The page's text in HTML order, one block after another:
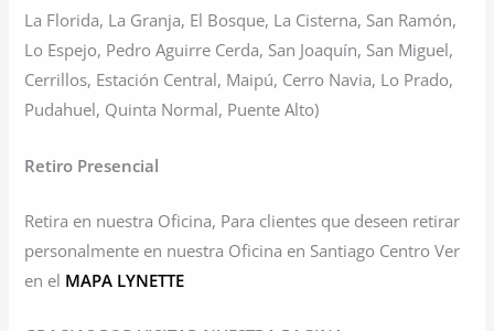
La Florida, La Granja, El Bosque, La Cisterna, San Ramón,
Lo Espejo, Pedro Aguirre Cerda, San Joaquín, San Miguel,
Cerrillos, Estación Central, Maipú, Cerro Navia, Lo Prado,
Pudahuel, Quinta Normal, Puente Alto)
Retiro Presencial
Retira en nuestra Oficina, Para clientes que deseen retirar
personalmente en nuestra Oficina en Santiago Centro Ver
en el MAPA LYNETTE